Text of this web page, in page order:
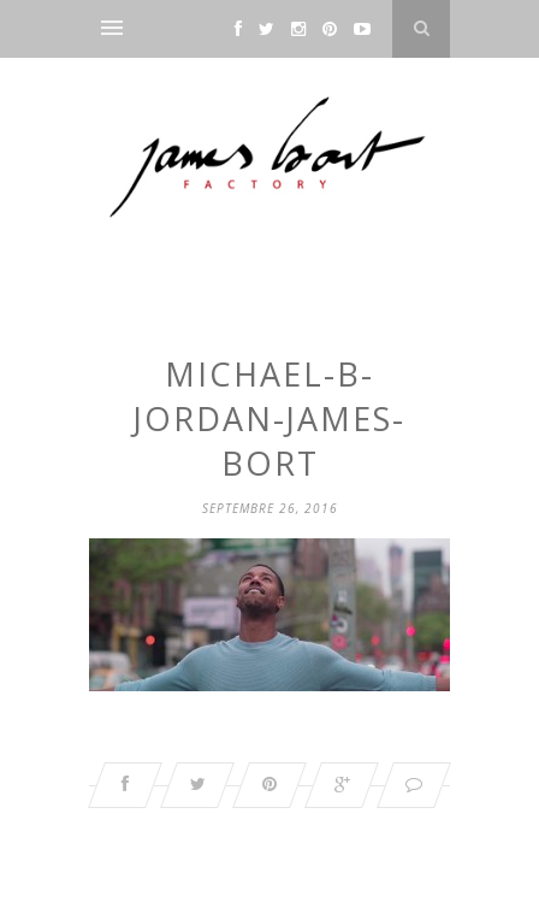
MICHAEL-B-
JORDAN-JAMES-
BORT
SEPTEMBRE 26, 2016